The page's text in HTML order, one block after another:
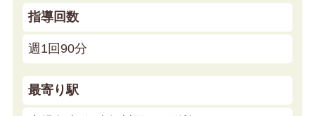
指導回数
週1回90分
最寄り駅